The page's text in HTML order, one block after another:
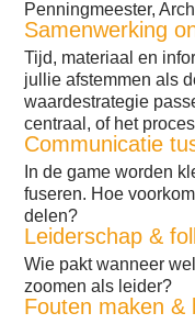
Penningmeester,
Samenwerking
Tijd, materiaal en
jullie afstemmen als
waardestrategie
centraal, of het
Communicatie
In de game worden
fuseren. Hoe
delen?
Leiderschap &
Wie pakt wanneer
zoomen als leider?
Fouten maken &